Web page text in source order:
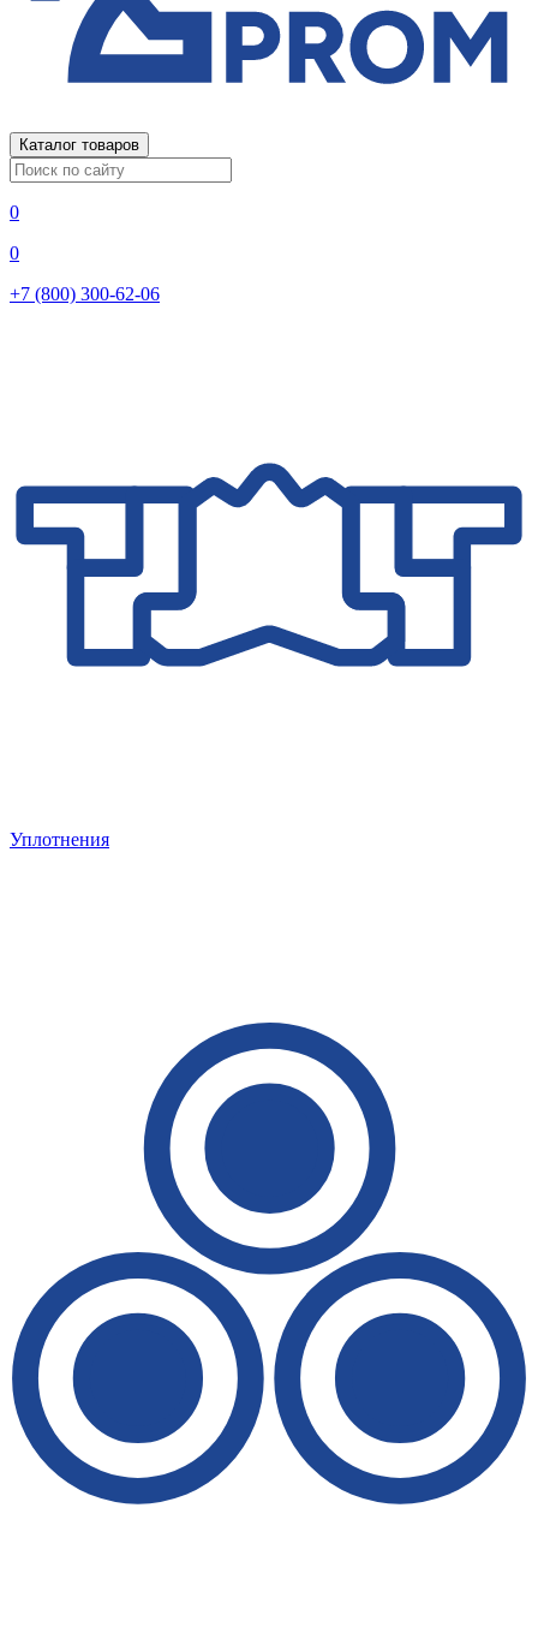
Каталог товаров
0
0
+7 (800) 300-62-06
Уплотнения